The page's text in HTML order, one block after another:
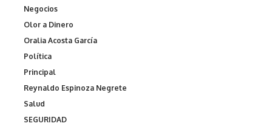
Negocios
Olor a Dinero
Oralia Acosta García
Política
Principal
Reynaldo Espinoza Negrete
Salud
SEGURIDAD